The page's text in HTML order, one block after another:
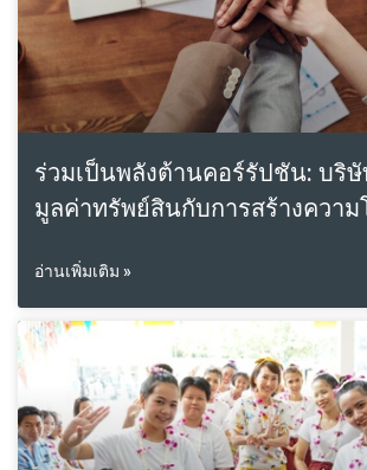
ร่วมเป็นพลังต้านคอร์รัปชัน: บริ
มูลค่าทรัพย์สินกับการสร้างความ
อ่านเพิ่มเติม »